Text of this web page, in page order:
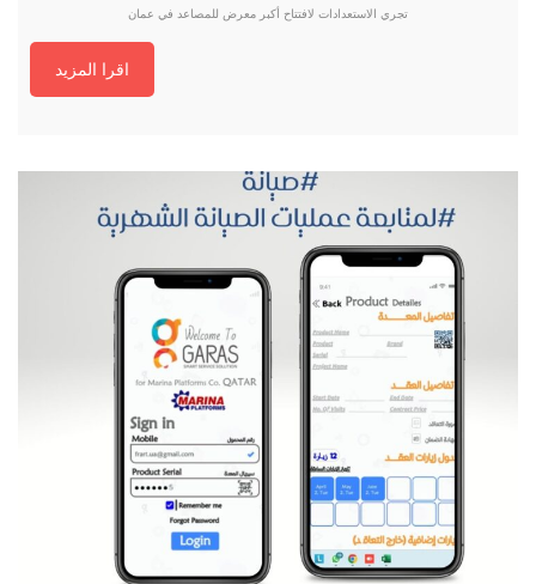
تجري الاستعدادات لافتتاح أكبر معرض للمصاعد في عمان
اقرا المزيد